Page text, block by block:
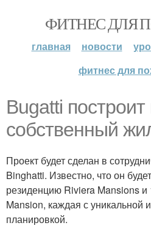
ФИТНЕС ДЛЯ
главная новости
фитнес для
Bugatti
собственный
Проект будет сделан в
Binghatti. Известно, что он
резиденцию Riviera Mansions и
Mansion, каждая с уникальной
планировкой.